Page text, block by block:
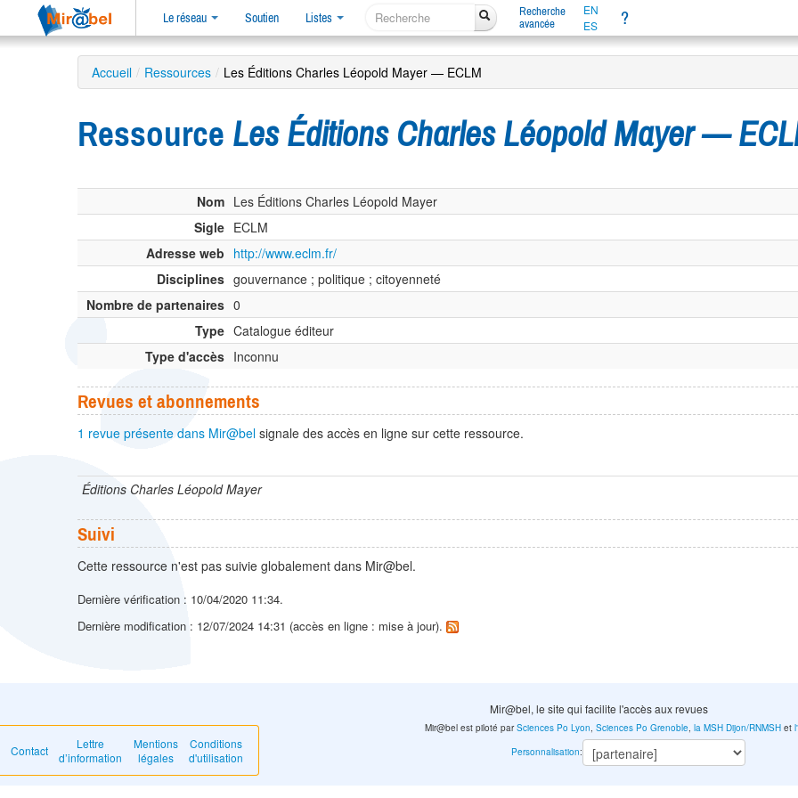
Le réseau Soutien Listes
Recherche
avancée
EN
ES
?
Accueil / Ressources / Les Éditions Charles Léopold Mayer — ECLM
Ressource Les Éditions Charles Léopold Mayer —
Nom Les Éditions Charles Léopold Mayer
Sigle ECLM
Adresse web http://www.eclm.fr/
Disciplines gouvernance ; politique ; citoyenneté
Nombre de partenaires 0
Type Catalogue éditeur
Type d'accès Inconnu
Revues et abonnements
1 revue présente dans Mir@bel signale des accès en ligne sur cette ressource.
Éditions Charles Léopold Mayer
Suivi
Cette ressource n'est pas suivie globalement dans Mir@bel.
Dernière vérification : 10/04/2020 11:34.
Dernière modification : 12/07/2024 14:31 (accès en ligne : mise à jour).
Mir@bel, le site qui facilite l'accès aux revues
Contact
Lettre
d’information
Mentions
légales
Conditions
d'utilisation
Mir@bel est piloté parSciences Po Lyon,Sciences Po Grenoble,la MSH Dijon/RNMSH et
Personnalisation: